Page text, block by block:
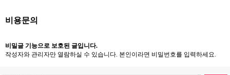
비용문의
비밀글 기능으로 보호된 글입니다.
작성자와 관리자만 열람하실 수 있습니다. 본인이라면 비밀번호를 입력하세요.